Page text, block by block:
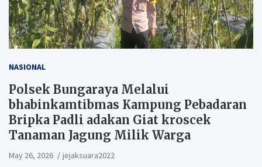
NASIONAL
Polsek Bungaraya Melalui
bhabinkamtibmas Kampung Pebadaran
Bripka Padli adakan Giat kroscek
Tanaman Jagung Milik Warga
May 26, 2026 jejaksuara2022